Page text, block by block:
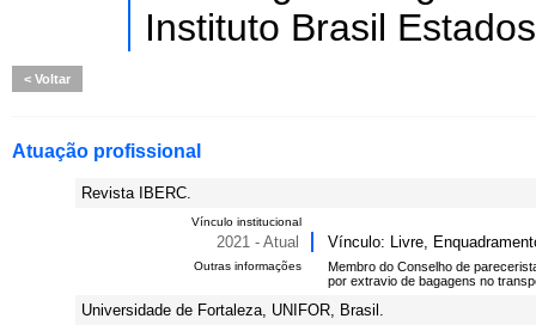
Instituto Brasil
Voltar
Atuação profissional
Revista IBERC.
Vínculo institucional
2021 - Atual Vínculo: Livre,
Outras informações
Membro do Conselho de
por extravio de bagagens no
Universidade de Fortaleza, UNIFOR, Brasil.